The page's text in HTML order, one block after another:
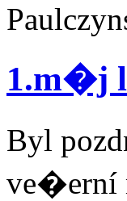
1.m�j
Byl
ve�erní